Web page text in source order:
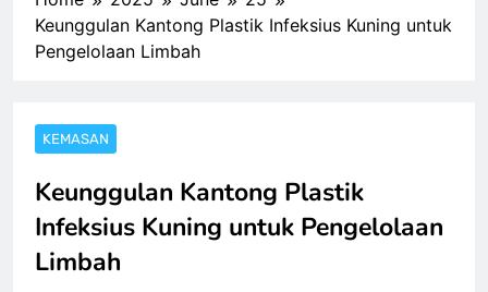
Keunggulan Kantong Plastik Infeksius Kuning untuk
Pengelolaan Limbah
KEMASAN
Keunggulan Kantong Plastik
Infeksius Kuning untuk Pengelolaan
Limbah